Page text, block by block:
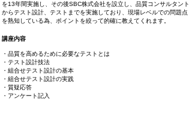
を13年間実施し、その後SBC株式会社を設立し、品質コンサルタント
からテスト設計、テストまでを実施しており、現場レベルでの問題点
を熟知している為、ポイントを絞って的確に教えてくれます。
講座内容
・品質を高めるために必要なテストとは
・テスト設計技法
・組合せテスト設計の基本
・組合せテスト設計の実践
​・質疑応答
・アンケート記入